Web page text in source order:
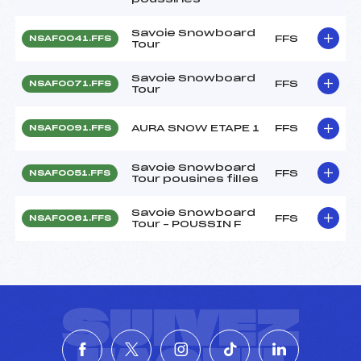
NSAF0041.FFS
Savoie Snowboard
Tour
FFS
NSAF0071.FFS
Savoie Snowboard
Tour
FFS
NSAF0091.FFS AURA SNOW ETAPE 1 FFS
NSAF0051.FFS
Savoie Snowboard
Tour pousines filles
FFS
NSAF0061.FFS
Savoie Snowboard
Tour – POUSSIN F
FFS
SUIVEZ